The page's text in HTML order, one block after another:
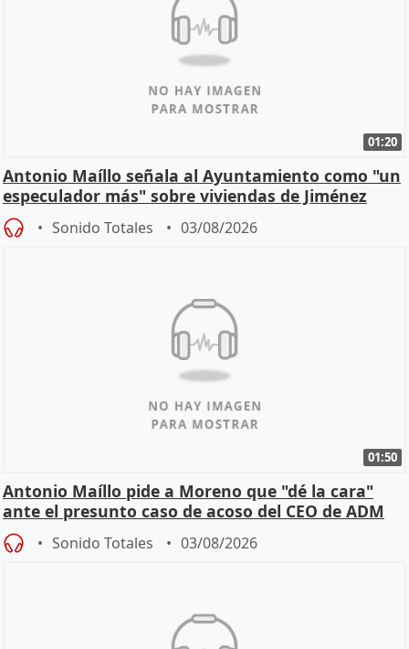
01:20
Antonio Maíllo señala al Ayuntamiento como "un
especulador más" sobre viviendas de Jiménez
Becerril
Sonido Totales 03/08/2026
01:50
Antonio Maíllo pide a Moreno que "dé la cara"
ante el presunto caso de acoso del CEO de ADM
Sonido Totales 03/08/2026